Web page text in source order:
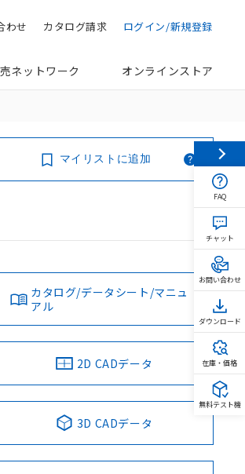
ログイン/新規登録
カタログ請求
わせ
ネットワーク オンラインストア
マイリストに追加
カタログ/データシート/マニュ
アル
2D CADデータ
3D CADデータ
FAQ
チャット
お問い合わせ
ダウンロード
在庫・価格
無料テスト機